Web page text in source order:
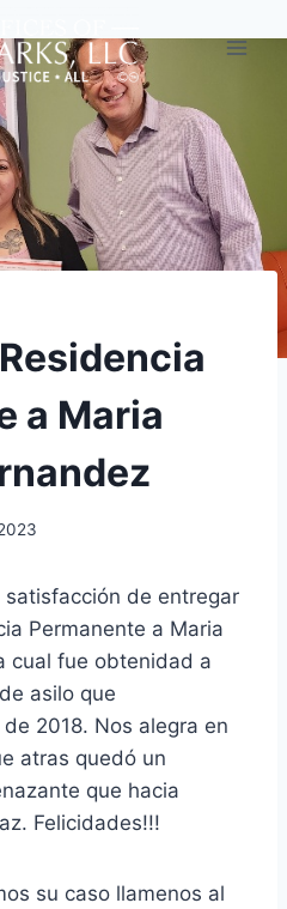
a Maria
de entregar
Permanente a Maria
cual fue obtenidad a
asilo que
2018. Nos alegra en
atras quedó un
que hacia
Felicidades!!!
su caso llamenos al